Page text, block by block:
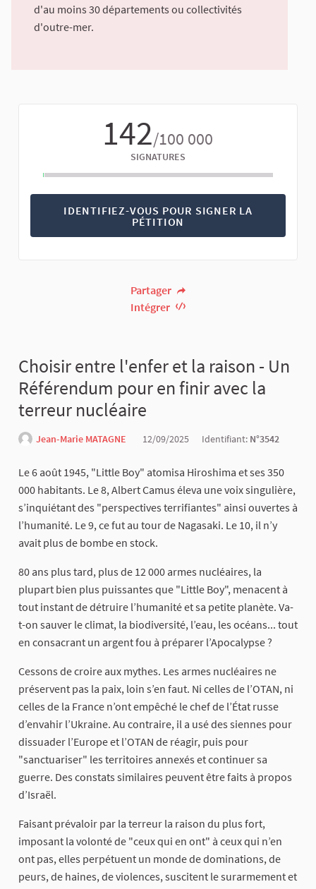
d'au moins 30 départements ou collectivités
d'outre-mer.
142/100 000
SIGNATURES
IDENTIFIEZ-VOUS POUR SIGNER LA
PÉTITION
Partager
Intégrer
Choisir entre l'enfer et la raison - Un
Référendum pour en finir avec la
terreur nucléaire
Jean-Marie MATAGNE 12/09/2025 Identifiant: N°3542
Le 6 août 1945, "Little Boy" atomisa Hiroshima et ses 350
000 habitants. Le 8, Albert Camus éleva une voix singulière,
s’inquiétant des "perspectives terrifiantes" ainsi ouvertes à
l’humanité. Le 9, ce fut au tour de Nagasaki. Le 10, il n’y
avait plus de bombe en stock.
80 ans plus tard, plus de 12 000 armes nucléaires, la
plupart bien plus puissantes que "Little Boy", menacent à
tout instant de détruire l’humanité et sa petite planète. Va-
t-on sauver le climat, la biodiversité, l’eau, les océans... tout
en consacrant un argent fou à préparer l’Apocalypse ?
Cessons de croire aux mythes. Les armes nucléaires ne
préservent pas la paix, loin s’en faut. Ni celles de l’OTAN, ni
celles de la France n’ont empêché le chef de l’État russe
d’envahir l’Ukraine. Au contraire, il a usé des siennes pour
dissuader l’Europe et l’OTAN de réagir, puis pour
"sanctuariser" les territoires annexés et continuer sa
guerre. Des constats similaires peuvent être faits à propos
d’Israël.
Faisant prévaloir par la terreur la raison du plus fort,
imposant la volonté de "ceux qui en ont" à ceux qui n’en
ont pas, elles perpétuent un monde de dominations, de
peurs, de haines, de violences, suscitent le surarmement et